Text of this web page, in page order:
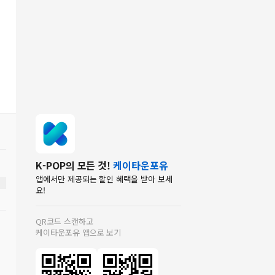
K-POP의 모든 것! 케이타운포유
앱에서만 제공되는 할인 혜택을 받아 보세
요!
QR코드 스캔하고
케이타운포유 앱으로 보기